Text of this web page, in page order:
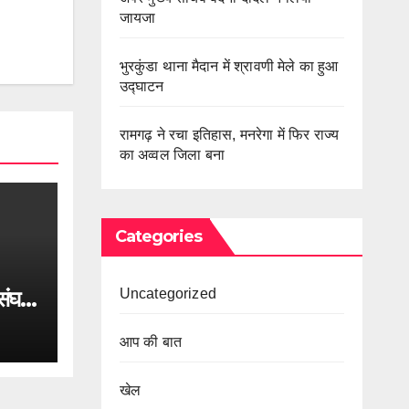
जायजा
भुरकुंडा थाना मैदान में श्रावणी मेले का हुआ
उद्घाटन
रामगढ़ ने रचा इतिहास, मनरेगा में फिर राज्य
का अव्वल जिला बना
Categories
Uncategorized
आप की बात
खेल